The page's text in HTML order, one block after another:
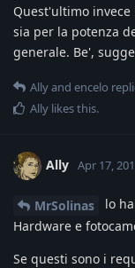
Quest'ultimo
sia per la potenza
generale. Be',
Allyand encelo
Ally likes this.
Ally Apr 17,
MrSolinas
lo
Hardware e
Se questi sono i